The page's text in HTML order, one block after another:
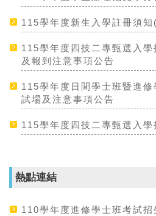
115學年度新生入學註冊須
115學年度四技二專甄選入
及報到注意事項公告
115學年度日間學士班暨進
試場及注意事項公告
115學年度四技二專甄選入
熱點連結
110學年度進修學士班考試招